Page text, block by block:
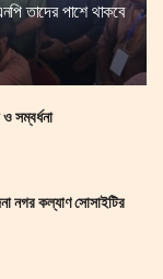
তাদের পাশে থাকবে
সম্বর্ধনা
নগর কল্যাণ সোসাইটির